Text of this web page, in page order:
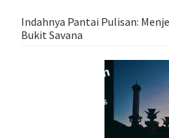
Indahnya Pantai Pulisan:
Bukit Savana